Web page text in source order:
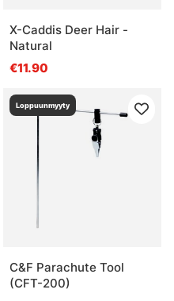
X-Caddis Deer Hair -
Natural
€11.90
Loppuunmyyty
C&F Parachute Tool
(CFT-200)